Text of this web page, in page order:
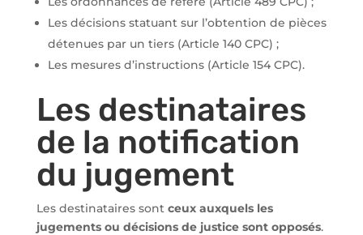
Les décisions statuant sur l’obtention de pièces
détenues par un tiers (Article 140 CPC) ;
Les mesures d’instructions (Article 154 CPC).
Les destinataires
de la notification
du jugement
Les destinataires sont ceux auxquels les
jugements ou décisions de justice sont opposés.